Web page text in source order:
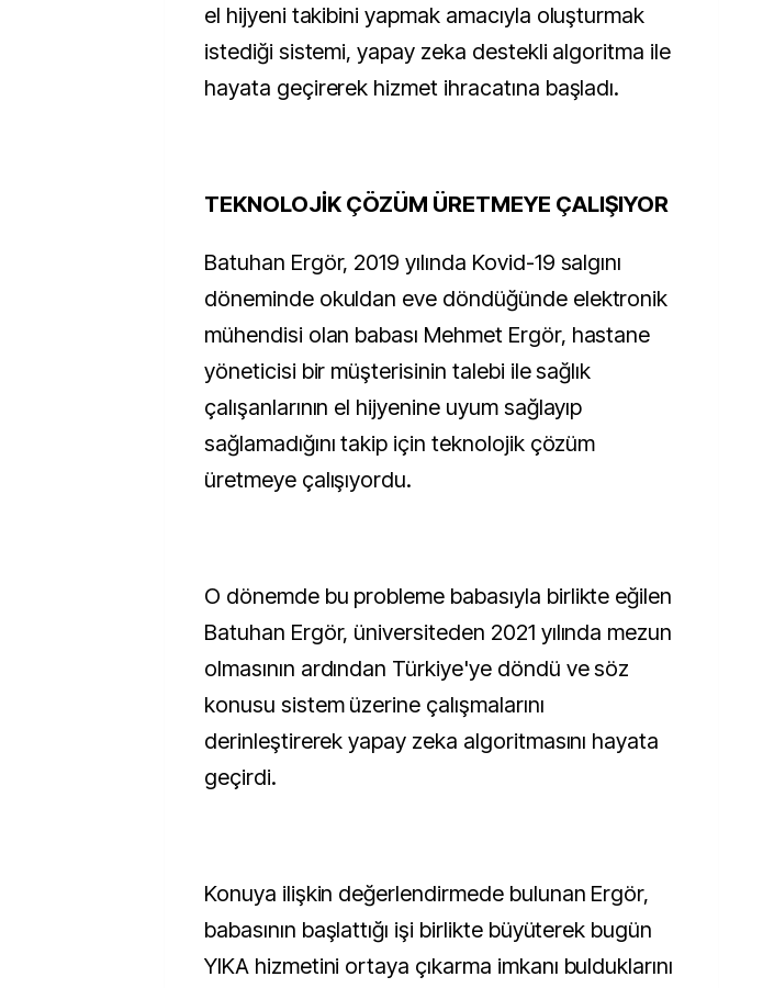
el hijyeni takibini yapmak amacıyla oluşturmak
istediği sistemi, yapay zeka destekli algoritma ile
hayata geçirerek hizmet ihracatına başladı.
TEKNOLOJİK ÇÖZÜM ÜRETMEYE ÇALIŞIYOR
Batuhan Ergör, 2019 yılında Kovid-19 salgını
döneminde okuldan eve döndüğünde elektronik
mühendisi olan babası Mehmet Ergör, hastane
yöneticisi bir müşterisinin talebi ile sağlık
çalışanlarının el hijyenine uyum sağlayıp
sağlamadığını takip için teknolojik çözüm
üretmeye çalışıyordu.
O dönemde bu probleme babasıyla birlikte eğilen
Batuhan Ergör, üniversiteden 2021 yılında mezun
olmasının ardından Türkiye'ye döndü ve söz
konusu sistem üzerine çalışmalarını
derinleştirerek yapay zeka algoritmasını hayata
geçirdi.
Konuya ilişkin değerlendirmede bulunan Ergör,
babasının başlattığı işi birlikte büyüterek bugün
YIKA hizmetini ortaya çıkarma imkanı bulduklarını